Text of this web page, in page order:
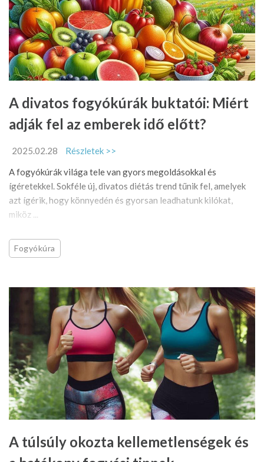
A divatos fogyókúrák buktatói: Miért
adják fel az emberek idő előtt?
2025.02.28
Részletek >>
A fogyókúrák világa tele van gyors megoldásokkal és
ígéretekkel. Sokféle új, divatos diétás trend tűnik fel, amelyek
azt ígérik, hogy könnyedén és gyorsan leadhatunk kilókat,
miköz ...
Fogyókúra
A túlsúly okozta kellemetlenségek és